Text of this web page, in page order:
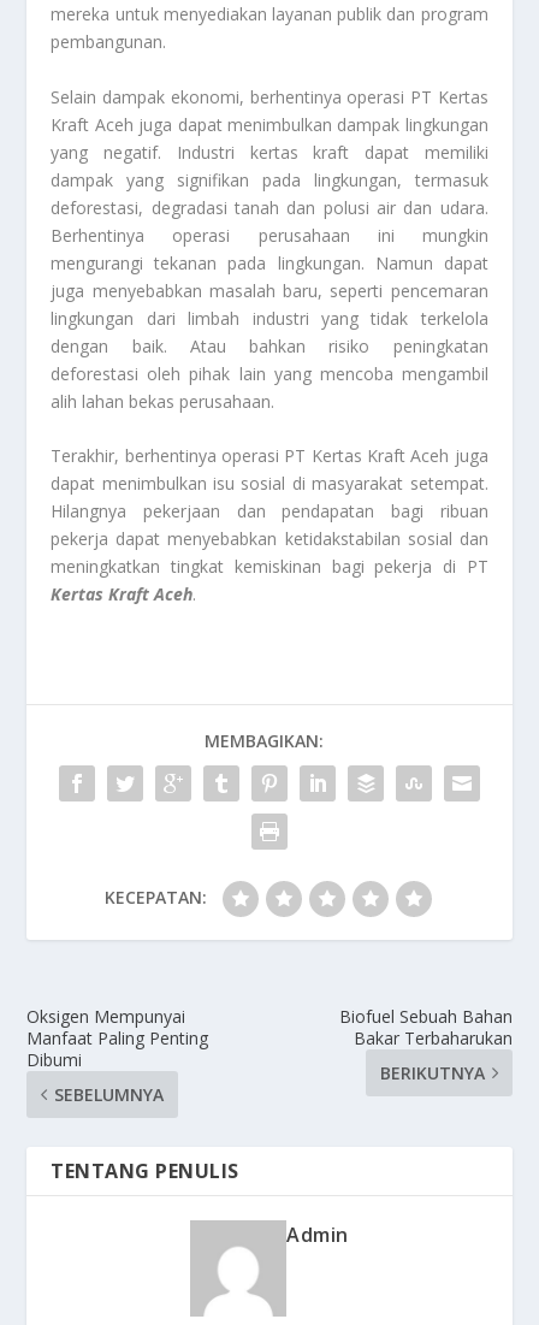
mereka untuk menyediakan layanan publik dan program
pembangunan.
Selain dampak ekonomi, berhentinya operasi PT Kertas
Kraft Aceh juga dapat menimbulkan dampak lingkungan
yang negatif. Industri kertas kraft dapat memiliki
dampak yang signifikan pada lingkungan, termasuk
deforestasi, degradasi tanah dan polusi air dan udara.
Berhentinya operasi perusahaan ini mungkin
mengurangi tekanan pada lingkungan. Namun dapat
juga menyebabkan masalah baru, seperti pencemaran
lingkungan dari limbah industri yang tidak terkelola
dengan baik. Atau bahkan risiko peningkatan
deforestasi oleh pihak lain yang mencoba mengambil
alih lahan bekas perusahaan.
Terakhir, berhentinya operasi PT Kertas Kraft Aceh juga
dapat menimbulkan isu sosial di masyarakat setempat.
Hilangnya pekerjaan dan pendapatan bagi ribuan
pekerja dapat menyebabkan ketidakstabilan sosial dan
meningkatkan tingkat kemiskinan bagi pekerja di PT
Kertas Kraft Aceh.
MEMBAGIKAN:
KECEPATAN:
Oksigen Mempunyai
Manfaat Paling Penting
Dibumi
SEBELUMNYA
Biofuel Sebuah Bahan
Bakar Terbaharukan
BERIKUTNYA
TENTANG PENULIS
Admin